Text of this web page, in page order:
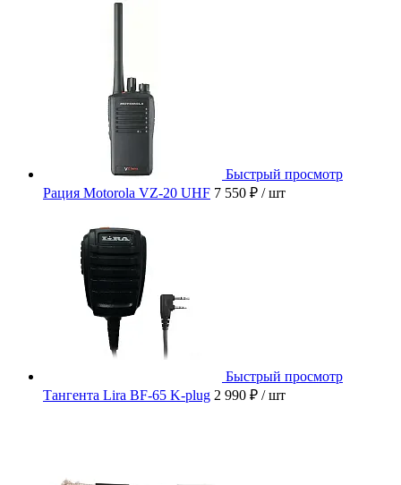
Быстрый просмотр
Рация Motorola VZ-20 UHF 7 550 ₽ / шт
Быстрый просмотр
Тангента Lira BF-65 K-plug 2 990 ₽ / шт